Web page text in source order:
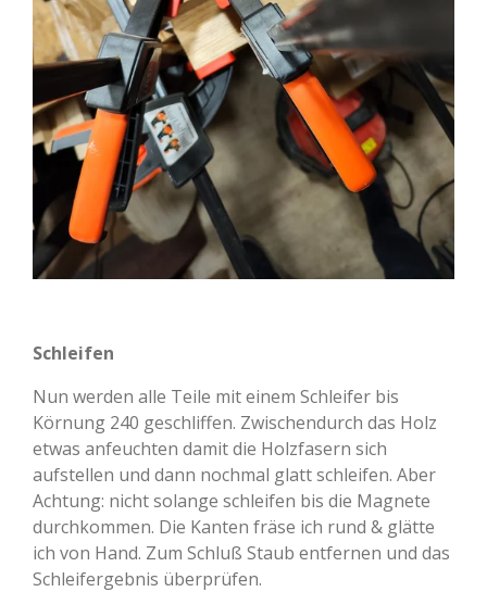
Schleifen
Nun werden alle Teile mit einem Schleifer bis
Körnung 240 geschliffen. Zwischendurch das Holz
etwas anfeuchten damit die Holzfasern sich
aufstellen und dann nochmal glatt schleifen. Aber
Achtung: nicht solange schleifen bis die Magnete
durchkommen. Die Kanten fräse ich rund & glätte
ich von Hand. Zum Schluß Staub entfernen und das
Schleifergebnis überprüfen.